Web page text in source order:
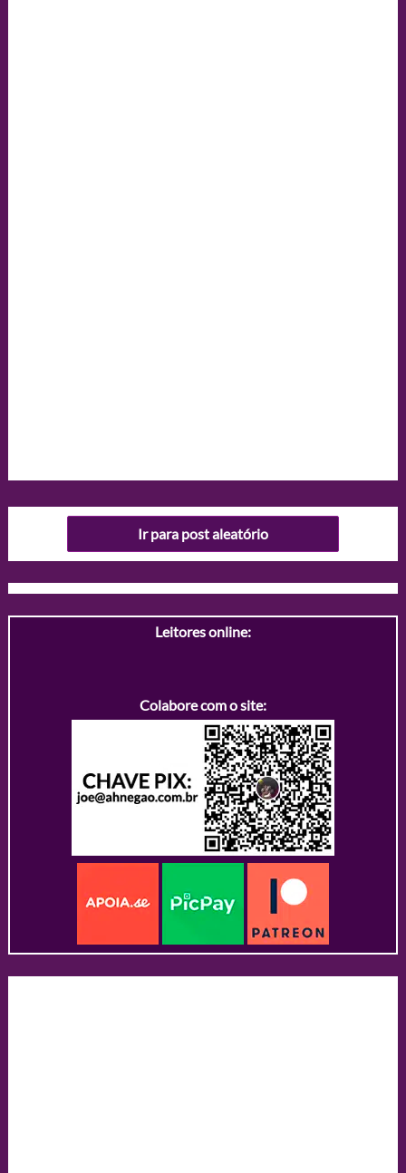
Ir para post aleatório
Leitores online:
Colabore com o site: